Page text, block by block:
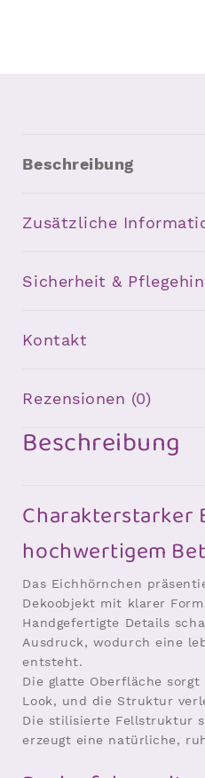
Beschreibung
Zusätzliche
Sicherheit &
Kontakt
Rezensionen (0)
Beschreibung
Charakterstarker
hochwertigem
Das Eichhörnchen
Dekoobjekt mit klarer
Handgefertigte Details
Ausdruck, wodurch eine
entsteht.
Die glatte Oberfläche
Look, und die Struktur
Die stilisierte Fellstruktur
erzeugt eine natürliche,